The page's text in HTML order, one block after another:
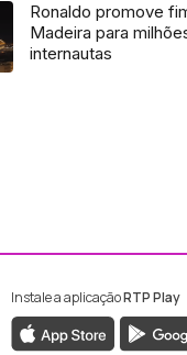
Ronaldo promove
Madeira para
internautas
Madeira
RTP
Instale a aplicaçãoRTP Play